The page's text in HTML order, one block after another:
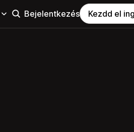
Bejelentkezés Kezdd el